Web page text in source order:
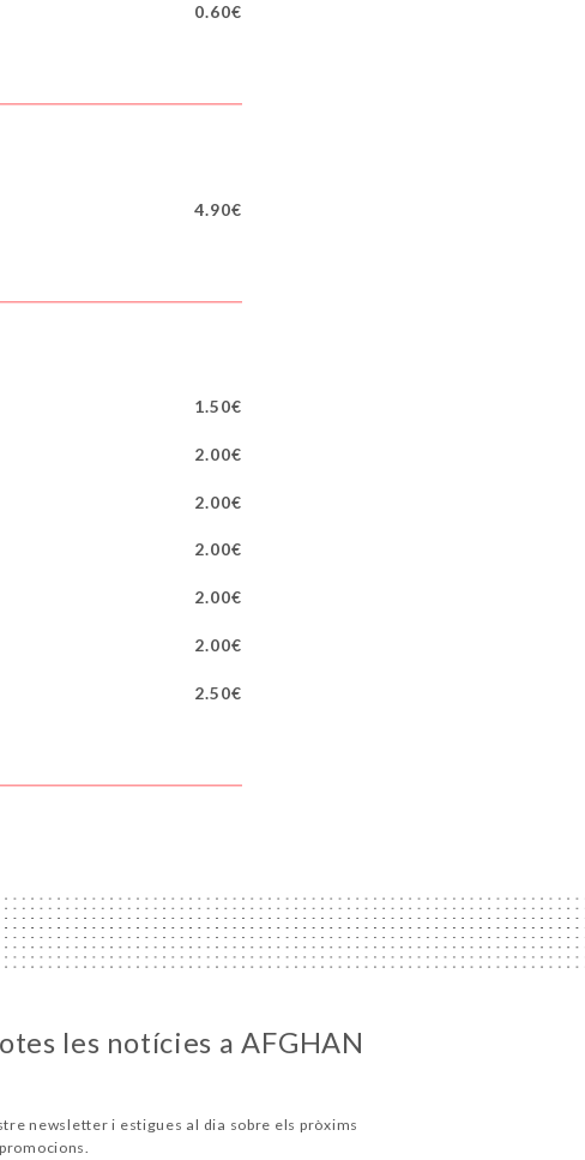
0.60€
4.90€
1.50€
2.00€
2.00€
2.00€
2.00€
2.00€
2.50€
les notícies a AFGHAN
newsletter i estigues al dia sobre els pròxims